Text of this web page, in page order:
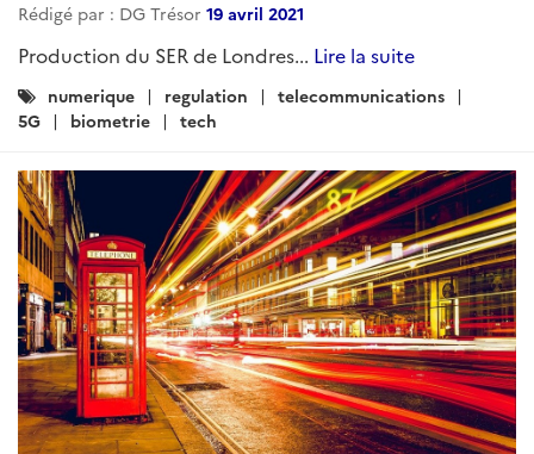
Rédigé par : DG Trésor 19 avril 2021
Production du SER de Londres... Lire la suite
Catégories
:
numerique regulation
telecommunications
5G
biometrie tech